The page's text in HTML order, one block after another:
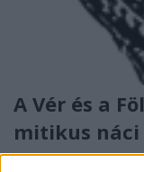
A Vér és a
mitikus náci
donkanyar•2011. július